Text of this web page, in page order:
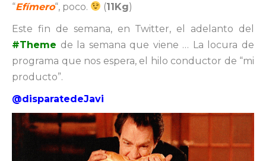
“Efímero“, poco. (11Kg)
Este fin de semana, en Twitter, el adelanto del
#Theme de la semana que viene … La locura de
programa que nos espera, el hilo conductor de “mi
producto”.
@disparatedeJavi